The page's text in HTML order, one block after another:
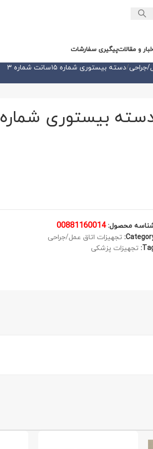
و مقالاتپیگیری سفارشات
جراحی دسته بیستوری شماره ۱۵سانت شماره ۳
بیستوری شماره ۱۵سانت شماره ۳
محصول:00881160014
تجهیزات اتاق عمل/جراحی
تجهیزات پزشکی